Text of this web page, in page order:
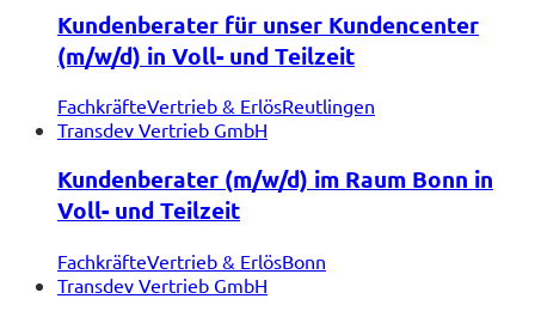
Kundenberater für unser Kundencenter
(m/w/d) in Voll- und Teilzeit
FachkräfteVertrieb & ErlösReutlingen
Transdev Vertrieb GmbH
Kundenberater (m/w/d) im Raum Bonn in
Voll- und Teilzeit
FachkräfteVertrieb & ErlösBonn
Transdev Vertrieb GmbH